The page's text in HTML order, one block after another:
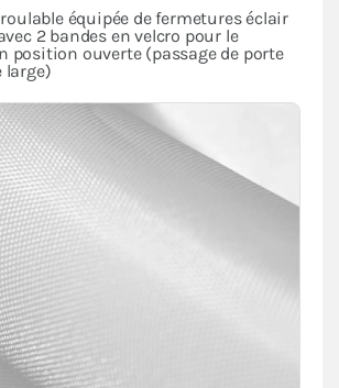
équipée de fermetures éclair
2 bandes en velcro pour le
position ouverte (passage de porte
large)